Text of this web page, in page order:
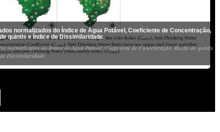
normalizados do Índice de Água Potável, Coeficiente de Concentração,
quintis e Índice de Dissimilaridade.
normalizados do Índice de Água Potável, Coeficiente de Concentração, Razão de quintis
Dissimilaridade.